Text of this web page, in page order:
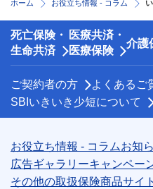
ホーム お役立ち情報 - コラム
死亡保険・
生命共済
医療共済・
医療保険
介護
ご契約者の方 よくあるご
SBIいきいき少短について
お役立ち情報 - コラムお知
広告ギャラリーキャンペー
その他の取扱保険商品サイ